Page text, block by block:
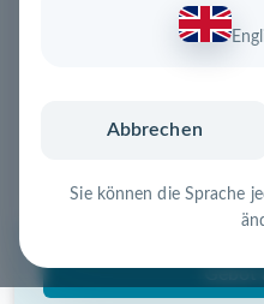
Abbrechen
Sie können die Sprache
Diese Domain könnte
Schnell, sicher
Gebot